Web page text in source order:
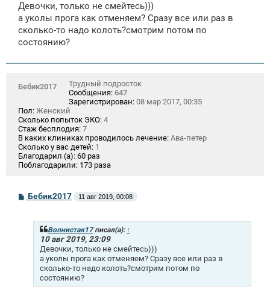
б
щ
е
н
и
Девочки, только не смейтесь)))
а уколы прога как отменяем? Сразу все или раз в
сколько-то надо колоть?смотрим потом по
состоянию?
Бебик2017
Трудный подросток
Сообщения: 647
Зарегистрирован: 08 мар 2017, 00:35
Пол: Женский
Сколько попыток ЭКО: 4
Стаж бесплодия: 7
В каких клиниках проводилось лечение: Ава-петер
Сколько у вас детей: 1
Благодарил (а): 60 раз
Поблагодарили: 173 раза
СБебик2017 11 авг 2019, 00:08
Волнистая17писал(а): ↑
10 авг 2019, 23:09
Девочки, только не смейтесь)))
а уколы прога как отменяем? Сразу все или раз в
сколько-то надо колоть?смотрим потом по
состоянию?